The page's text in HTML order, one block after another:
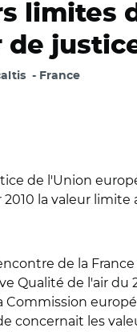
limites
de
France
de l'Union
la valeur
de la
Qualité de l'air
Commission
concernait les